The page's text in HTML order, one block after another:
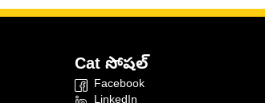
Cat సోషల్
Facebook